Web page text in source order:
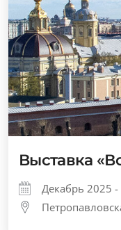
Выставка
Декабрь 2025